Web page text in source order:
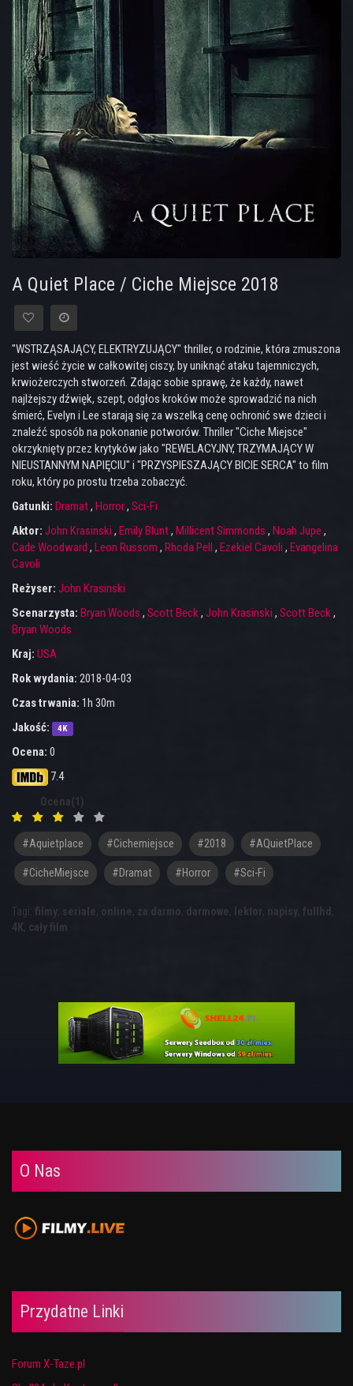
A Quiet Place / Ciche Miejsce 2018
"WSTRZĄSAJĄCY, ELEKTRYZUJĄCY" thriller, o rodzinie, która zmuszona
jest wieść życie w całkowitej ciszy, by uniknąć ataku tajemniczych,
krwiożerczych stworzeń. Zdając sobie sprawę, że każdy, nawet
najlżejszy dźwięk, szept, odgłos kroków może sprowadzić na nich
śmierć, Evelyn i Lee starają się za wszelką cenę ochronić swe dzieci i
znaleźć sposób na pokonanie potworów. Thriller "Ciche Miejsce"
okrzyknięty przez krytyków jako "REWELACYJNY, TRZYMAJĄCY W
NIEUSTANNYM NAPIĘCIU" i "PRZYSPIESZAJĄCY BICIE SERCA" to film
roku, który po prostu trzeba zobaczyć.
Gatunki: Dramat, Horror, Sci-Fi
Aktor: John Krasinski , Emily Blunt, Millicent Simmonds , Noah Jupe ,
Cade Woodward , Leon Russom , Rhoda Pell , Ezekiel Cavoli , Evangelina
Cavoli
Reżyser: John Krasinski
Scenarzysta: Bryan Woods , Scott Beck, John Krasinski , Scott Beck,
Bryan Woods
Kraj: USA
Rok wydania: 2018-04-03
Czas trwania: 1h 30m
Jakość:
4K
Ocena: 0
7.4
Ocena(1)
#aquietplace #cichemiejsce #2018 #AQuietPlace
#CicheMiejsce #dramat #horror #sci-Fi
Tagi: filmy, seriale, online, za darmo, darmowe, lektor, napisy, fullhd ,
4K, cały film
O Nas
Przydatne Linki
Forum X-Taze.pl